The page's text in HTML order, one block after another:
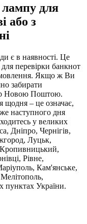
для
або з
є в наявності. Це
перевірки банкнот
Якщо ж Ви
забирати
Новою Поштою.
щодня – це означає,
наступного дня
у великих
Дніпро, Чернігів,
Луцьк,
Рівне,
Кам'янське,
пунктах України.